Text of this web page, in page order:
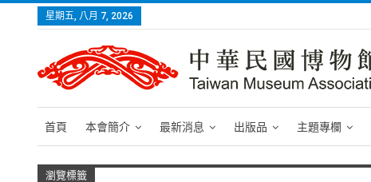
星期五, 八月 7, 2026
首頁 本會簡介 最新消息 出版品 主題專欄
瀏覽標籤